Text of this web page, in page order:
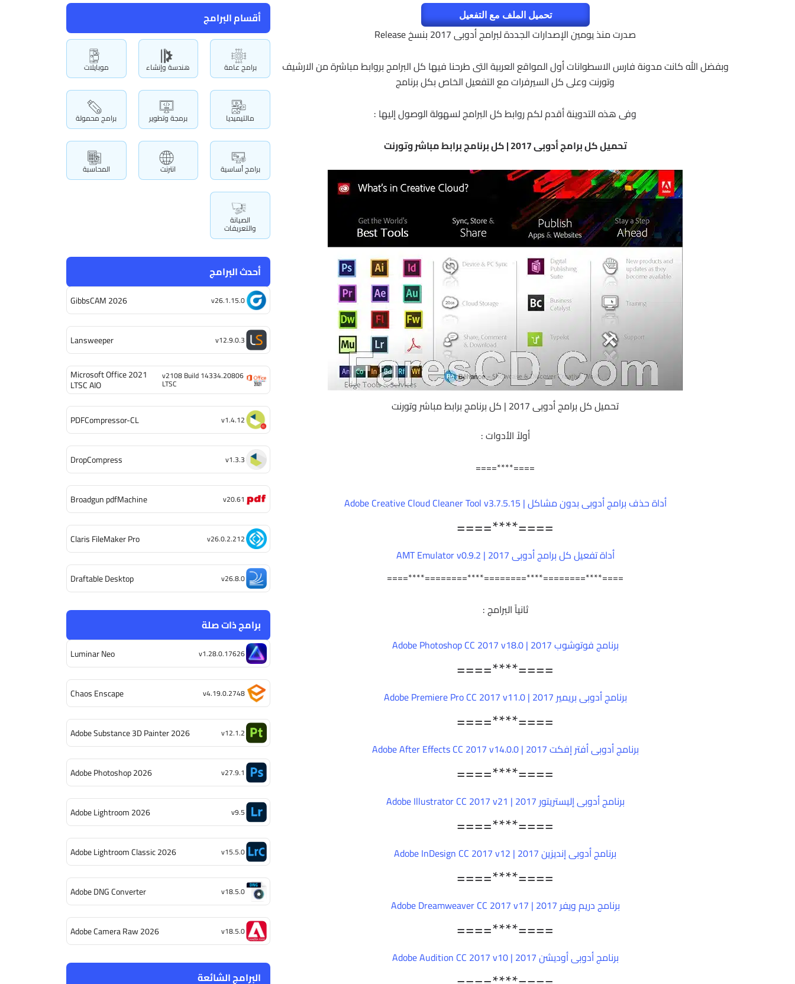
أقسام البرامج
برامج عامة هندسة وإنشاء موبايلات
مالتيميديا برمجة وتطوير برامج محمولة
برامج أساسية انترنت المحاسبة
الصيانة
والتعريفات
أحدث البرامج
GibbsCAM 2026 v26.1.15.0
Lansweeper v12.9.0.3
Microsoft Office 2021
LTSC AIO
v2108 Build 14334.20806
LTSC
PDFCompressor-CL v1.4.12
DropCompress v1.3.3
Broadgun pdfMachine v20.61
Claris FileMaker Pro v26.0.2.212
Draftable Desktop v26.8.0
برامج ذات صلة
Luminar Neo v1.28.0.17626
Chaos Enscape v4.19.0.2748
Adobe Substance 3D Painter 2026 v12.1.2
Adobe Photoshop 2026 v27.9.1
Adobe Lightroom 2026 v9.5
Adobe Lightroom Classic 2026 v15.5.0
Adobe DNG Converter v18.5.0
Adobe Camera Raw 2026 v18.5.0
البرامج الشائعة
تحميل الملف مع التفعيل
صدرت منذ يومين الإصدارات الجددة لبرامج أدوبى 2017 بنسخ Release
وبفضل الله كانت مدونة فارس الاسطوانات أول المواقع العربية التى طرحنا فيها كل البرامج بروابط مباشرة من الارشيف
وتورنت وعلى كل السيرفرات مع التفعيل الخاص بكل برنامج
وفى هذه التدوينة أقدم لكم روابط كل البرامج لسهولة الوصول إليها :
تحميل كل برامج أدوبى 2017 | كل برنامج برابط مباشر وتورنت
تحميل كل برامج أدوبى 2017 | كل برنامج برابط مباشر وتورنت
أولاً الأدوات :
====****====
أداة حذف برامج أدوبى بدون مشاكل | Adobe Creative Cloud Cleaner Tool v3.7.5.15
====****====
أداة تفعيل كل برامج أدوبى 2017 | AMT Emulator v0.9.2
====****========****========****========****====
ثانياً البرامج :
برنامج فوتوشوب 2017 | Adobe Photoshop CC 2017 v18.0
====****====
برنامج أدوبى بريمير 2017 | Adobe Premiere Pro CC 2017 v11.0
====****====
برنامج أدوبى أفتر إفكت 2017 | Adobe After Effects CC 2017 v14.0.0
====****====
برنامج أدوبى إليستريتور 2017 | Adobe Illustrator CC 2017 v21
====****====
برنامج أدوبى إنديزين 2017 | Adobe InDesign CC 2017 v12
====****====
برنامج دريم ويفر 2017 | Adobe Dreamweaver CC 2017 v17
====****====
برنامج أدوبى أوديشن 2017 | Adobe Audition CC 2017 v10